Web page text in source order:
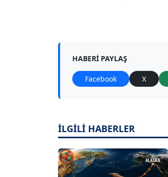
HABERI PAYLAŞ
Facebook X
İLGİLİ HABERLER